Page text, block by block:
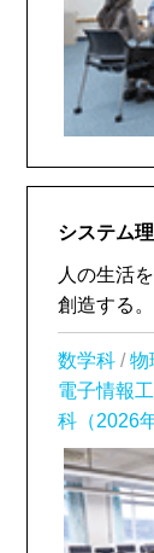
システム
人の生活
創造する。
数学科 /物
電子情報
科（2026